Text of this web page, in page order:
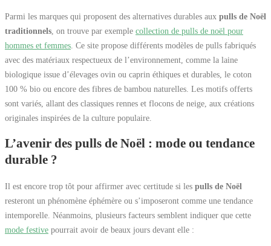
Parmi les marques qui proposent des alternatives durables aux pulls de Noël
traditionnels , on trouve par exemple collection de pulls de noël pour
hommes et femmes . Ce site propose différents modèles de pulls fabriqués
avec des matériaux respectueux de l’environnement, comme la laine
biologique issue d’élevages ovin ou caprin éthiques et durables, le coton
100 % bio ou encore des fibres de bambou naturelles. Les motifs offerts
sont variés, allant des classiques rennes et flocons de neige, aux créations
originales inspirées de la culture populaire.
L’avenir des pulls de Noël : mode ou tendance
durable ?
Il est encore trop tôt pour affirmer avec certitude si les pulls de Noël
resteront un phénomène éphémère ou s’imposeront comme une tendance
intemporelle. Néanmoins, plusieurs facteurs semblent indiquer que cette
mode festive pourrait avoir de beaux jours devant elle :